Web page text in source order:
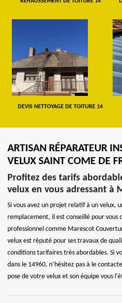
DEVIS NETTOYAGE DE TOITURE 14
ARTISAN RÉPARATEUR
VELUX SAINT COME DE
Profitez des tarifs
velux en vous adressant à
Si vous avez un projet relatif à un velux,
remplacement, il est conseillé pour vous
professionnel comme Marescot
velux est réputé pour ses travaux de
conditions tarifaires très abordables. Si
dans le 14960, n’hésitez pas à le
pose de votre velux et son équipe vous